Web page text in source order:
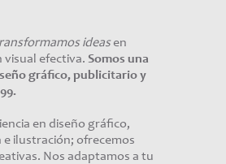
ideasen
visual efectiva. Somos una
gráfico, publicitario y
en diseño gráfico,
e ilustración; ofrecemos
Nos adaptamos a tu